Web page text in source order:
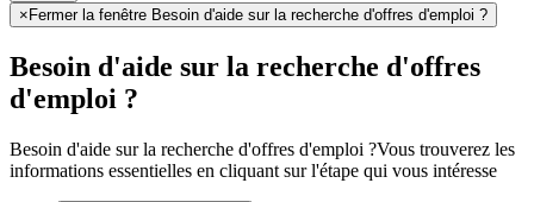
× Fermer la fenêtre Besoin d'aide sur la recherche d'offres d'emploi ?
Besoin d'aide sur la recherche d'offres
d'emploi ?
Besoin d'aide sur la recherche d'offres d'emploi ?Vous trouverez les
informations essentielles en cliquant sur l'étape qui vous intéresse